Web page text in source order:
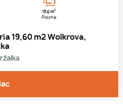
19.6 m2
Plocha
19,60 m2 Wolkrova,